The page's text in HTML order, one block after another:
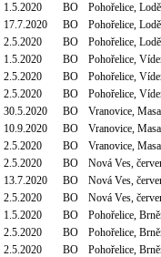
1.5.2020 BO
Pohořelice,
17.7.2020 BO
Pohořelice,
2.5.2020 BO
Pohořelice,
1.5.2020 BO
Pohořelice,
2.5.2020 BO
Pohořelice,
2.5.2020 BO
Pohořelice,
30.5.2020 BO
Vranovice,
10.9.2020 BO
Vranovice,
2.5.2020 BO
Vranovice,
2.5.2020 BO
Nová Ves,
13.7.2020 BO
Nová Ves,
2.5.2020 BO
Nová Ves,
1.5.2020 BO
Pohořelice,
2.5.2020 BO
Pohořelice,
2.5.2020 BO
Pohořelice,